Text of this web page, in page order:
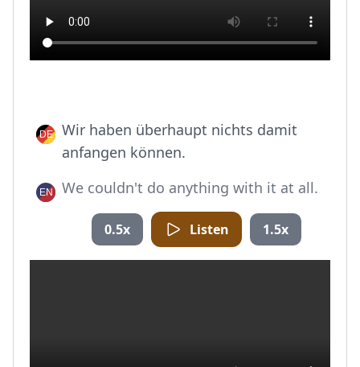
Wir haben überhaupt nichts damit
anfangen können.
We couldn't do anything with it at all.
0.5x Listen 1.5x